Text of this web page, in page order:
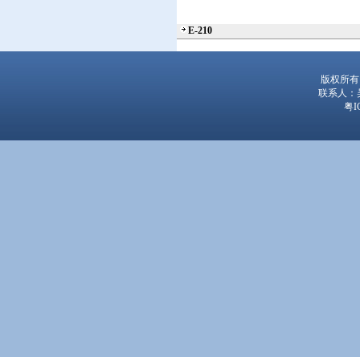
E-210
版权所
联系人：
粤